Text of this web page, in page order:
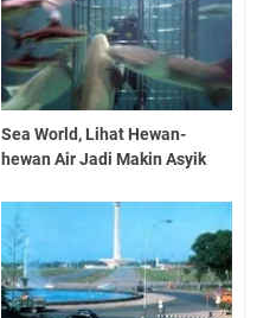
Sea World, Lihat Hewan-
hewan Air Jadi Makin Asyik